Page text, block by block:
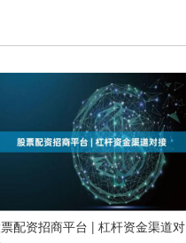
配资招商平台 | 杠杆资金渠道对